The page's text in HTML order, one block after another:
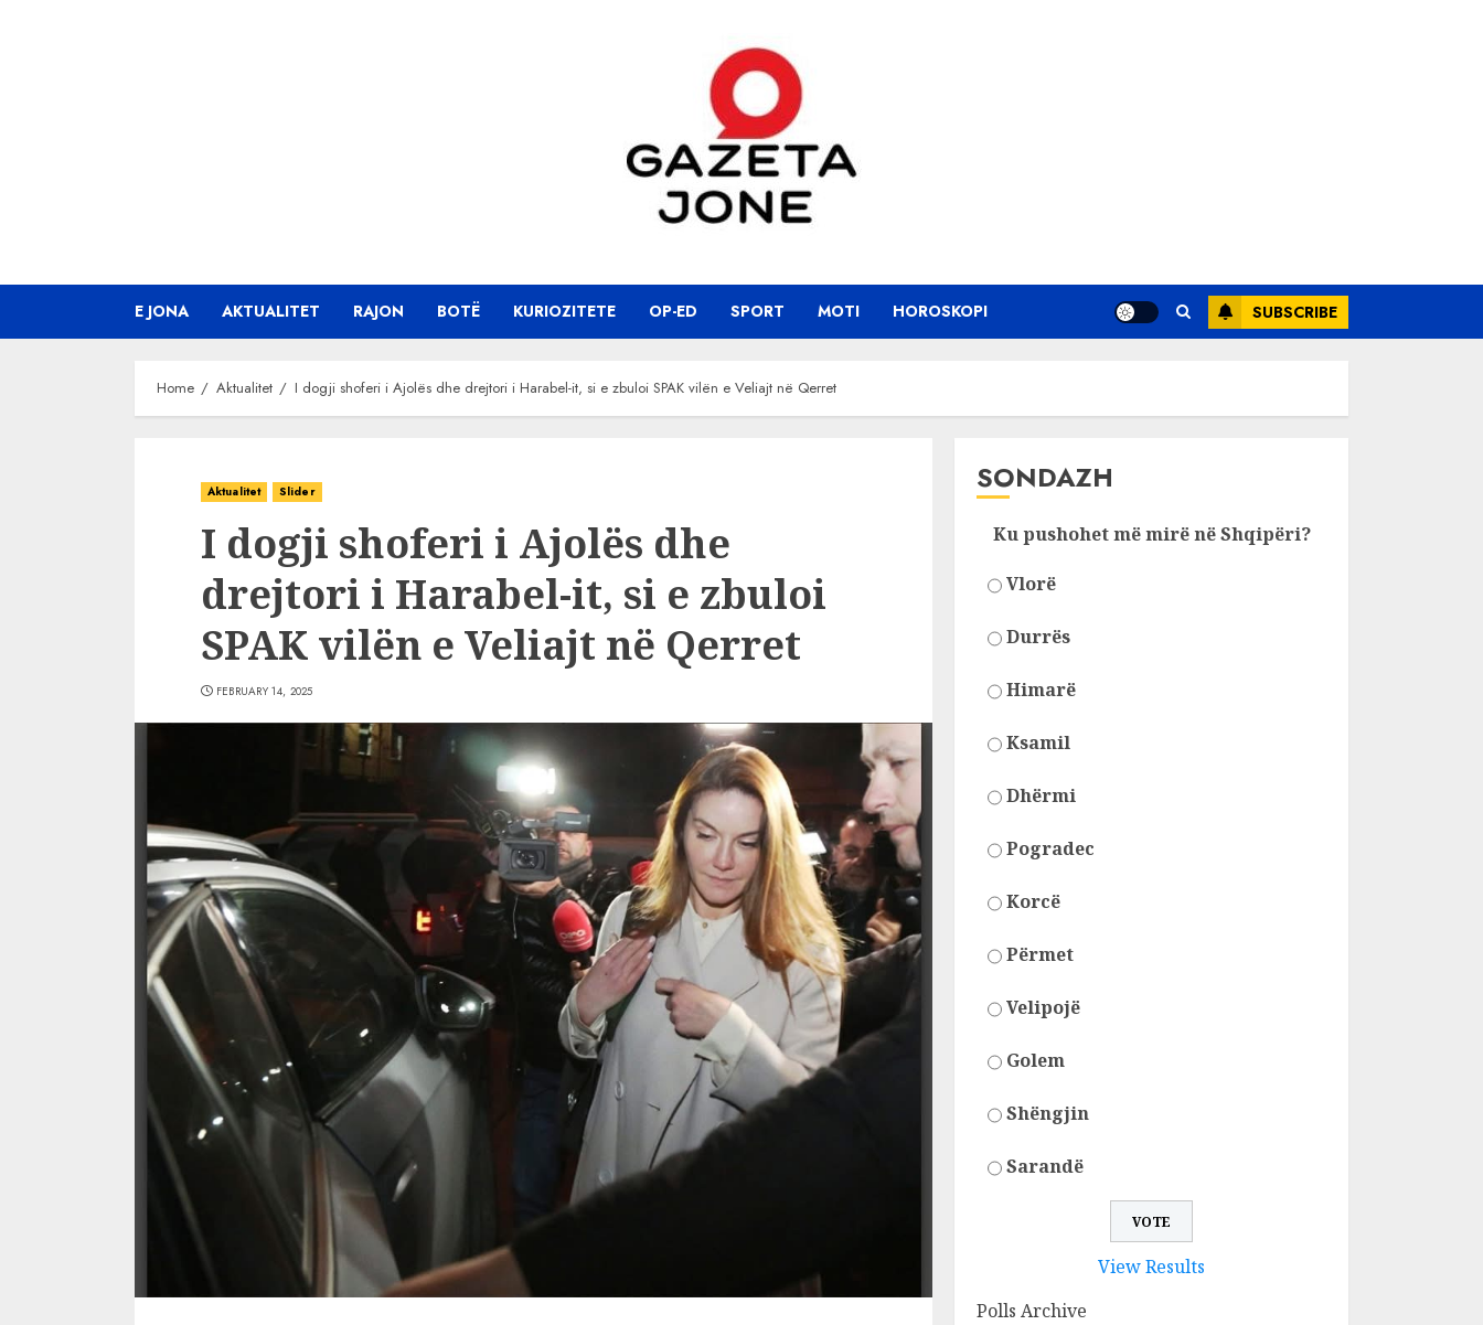
E JONA AKTUALITET RAJON BOTË KURIOZITETE OP-ED SPORT MOTI HOROSKOPI SUBSCRIBE
Home Aktualitet I dogji shoferi i Ajolës dhe drejtori i Harabel-it, si e zbuloi SPAK vilën e Veliajt në Qerret
Aktualitet Slider
I dogji shoferi i Ajolës dhe
drejtori i Harabel-it, si e zbuloi
SPAK vilën e Veliajt në Qerret
FEBRUARY 14, 2025
SONDAZH
Ku pushohet më mirë në Shqipëri?
Vlorë
Durrës
Himarë
Ksamil
Dhërmi
Pogradec
Korcë
Përmet
Velipojë
Golem
Shëngjin
Sarandë
View Results
Polls Archive